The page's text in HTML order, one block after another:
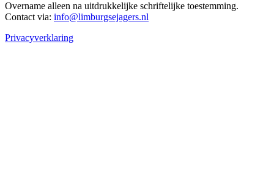
Overname alleen na uitdrukkelijke schriftelijke toestemming.
Contact via: info@limburgsejagers.nl
Privacyverklaring